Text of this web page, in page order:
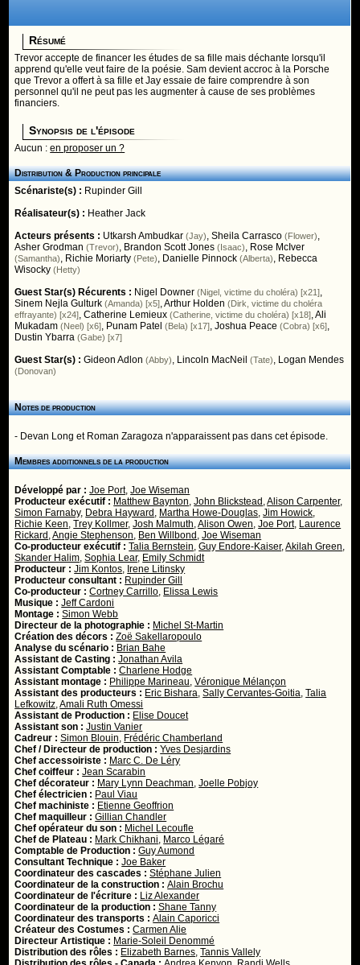
Résumé
Trevor accepte de financer les études de sa fille mais déchante lorsqu'il
apprend qu'elle veut faire de la poésie. Sam devient accroc à la Porsche
que Trevor a offert à sa fille et Jay essaie de faire comprendre à son
personnel qu'il ne peut pas les augmenter à cause de ses problèmes
financiers.
Synopsis de l'épisode
Aucun :en proposer un ?
Distribution & Production principale
Scénariste(s) : Rupinder Gill
Réalisateur(s) : Heather Jack
Acteurs présents : Utkarsh Ambudkar (Jay),Sheila Carrasco (Flower),
Asher Grodman (Trevor), Brandon Scott Jones (Isaac), Rose McIver
(Samantha), Richie Moriarty (Pete), Danielle Pinnock (Alberta), Rebecca
Wisocky (Hetty)
Guest Star(s) Récurents : Nigel Downer (Nigel, victime du choléra) [x21],
Sinem Nejla Gulturk (Amanda) [x5],Arthur Holden (Dirk, victime du choléra
effrayante) [x24],Catherine Lemieux (Catherine, victime du choléra) [x18],Ali
Mukadam (Neel) [x6], Punam Patel (Bela) [x17],Joshua Peace (Cobra) [x6],
Dustin Ybarra (Gabe) [x7]
Guest Star(s) :Gideon Adlon (Abby), Lincoln MacNeil (Tate), Logan Mendes
(Donovan)
Notes de production
- Devan Long et Roman Zaragoza n'apparaissent pas dans cet épisode.
Membres additionnels de la production
Développé par :Joe Port,Joe Wiseman
Producteur exécutif : Matthew Baynton,John Blickstead ,Alison Carpenter,
Simon Farnaby, Debra Hayward , Martha Howe-Douglas,Jim Howick,
Richie Keen,Trey Kollmer,Josh Malmuth,Alison Owen,Joe Port, Laurence
Rickard ,Angie Stephenson, Ben Willbond ,Joe Wiseman
Co-producteur exécutif :Talia Bernstein,Guy Endore-Kaiser,Akilah Green,
Skander Halim,Sophia Lear, Emily Schmidt
Producteur :Jim Kontos, Irene Litinsky
Producteur consultant : Rupinder Gill
Co-producteur :Cortney Carrillo, Elissa Lewis
Musique :Jeff Cardoni
Montage :Simon Webb
Directeur de la photographie : Michel St-Martin
Création des décors :Zoë Sakellaropoulo
Analyse du scénario : Brian Bahe
Assistant de Casting :Jonathan Avila
Assistant Comptable :Charlene Hodge
Assistant montage : Philippe Marineau,Véronique Mélançon
Assistant des producteurs : Eric Bishara,Sally Cervantes-Goitia,Talia
Lefkowitz,Amali Ruth Omessi
Assistant de Production : Elise Doucet
Assistant son :Justin Vanier
Cadreur :Simon Blouin, Frédéric Chamberland
Chef / Directeur de production :Yves Desjardins
Chef accessoiriste : Marc C. De Léry
Chef coiffeur :Jean Scarabin
Chef décorateur : Mary Lynn Deachman,Joelle Pobjoy
Chef électricien : Paul Viau
Chef machiniste : Etienne Geoffrion
Chef maquilleur :Gillian Chandler
Chef opérateur du son : Michel Lecoufle
Chef de Plateau : Mark Chikhani, Marco Légaré
Comptable de Production :Guy Aumond
Consultant Technique :Joe Baker
Coordinateur des cascades :Stéphane Julien
Coordinateur de la construction :Alain Brochu
Coordinateur de l'écriture : Liz Alexander
Coordinateur de la production :Shane Tanny
Coordinateur des transports :Alain Caporicci
Créateur des Costumes :Carmen Alie
Directeur Artistique : Marie-Soleil Denommé
Distribution des rôles : Elizabeth Barnes,Tannis Vallely